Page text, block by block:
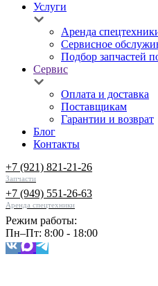
Услуги
Аренда
Сервисное
Подбор запчастей
Сервис
Оплата и доставка
Поставщикам
Гарантии и возврат
Блог
Контакты
+7 (921) 821-21-26
Запчасти
+7 (949) 551-26-63
Аренда спецтехники
Режим работы:
Пн–Пт: 8:00 - 18:00